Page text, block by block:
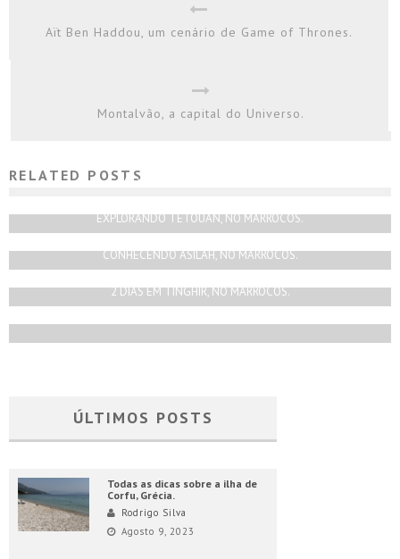
Aït Ben Haddou, um cenário de Game of Thrones.
Montalvão, a capital do Universo.
RELATED POSTSTODGHA GORGE, NO MARROCOS.
EXPLORANDO TETOUAN, NO MARROCOS.
CONHECENDO ASILAH, NO MARROCOS.
2 DIAS EM TINGHIR, NO MARROCOS.
ÚLTIMOS POSTS
Todas as dicas sobre a ilha de
Corfu, Grécia.
Rodrigo Silva
Agosto 9, 2023